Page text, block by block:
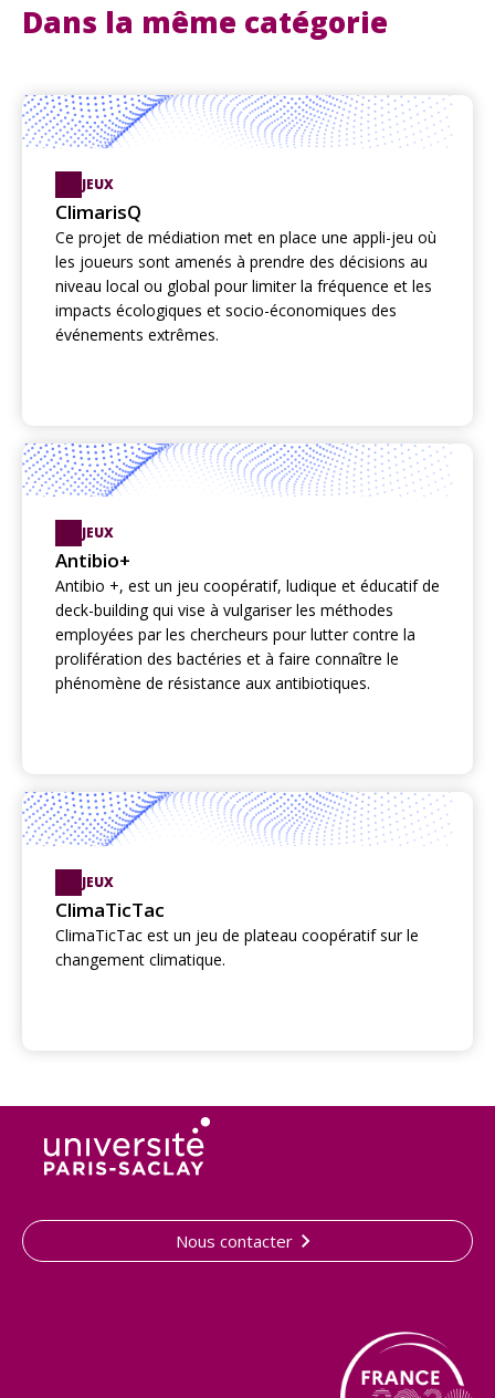
Dans la même catégorie
JEUX
ClimarisQ
Ce projet de médiation met en place une appli-jeu où
les joueurs sont amenés à prendre des décisions au
niveau local ou global pour limiter la fréquence et les
impacts écologiques et socio-économiques des
événements extrêmes.
JEUX
Antibio+
Antibio +, est un jeu coopératif, ludique et éducatif de
deck-building qui vise à vulgariser les méthodes
employées par les chercheurs pour lutter contre la
prolifération des bactéries et à faire connaître le
phénomène de résistance aux antibiotiques.
JEUX
ClimaTicTac
ClimaTicTac est un jeu de plateau coopératif sur le
changement climatique.
Nous contacter